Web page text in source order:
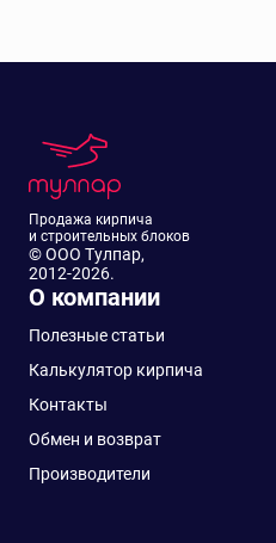
Продажа кирпича
и строительных блоков
© ООО Тулпар,
2012-2026.
О компании
Полезные статьи
Калькулятор кирпича
Контакты
Обмен и возврат
Производители